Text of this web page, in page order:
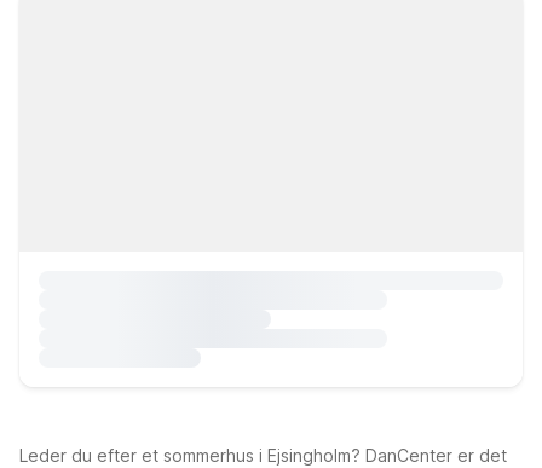
Leder du efter et sommerhus i Ejsingholm? DanCenter er det